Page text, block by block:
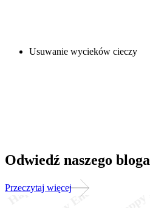
Usuwanie wycieków cieczy
Odwiedź naszego bloga
Przeczytaj więcej